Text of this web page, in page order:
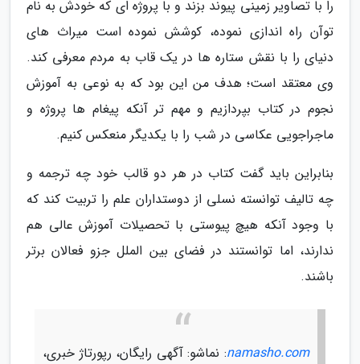
را با تصاویر زمینی پیوند بزند و با پروژه ای که خودش به نام
توآن راه اندازی نموده، کوشش نموده است میراث های
دنیای را با نقش ستاره ها در یک قاب به مردم معرفی کند.
وی معتقد است؛ هدف من این بود که به نوعی به آموزش
نجوم در کتاب بپردازیم و مهم تر آنکه پیغام ها پروژه و
ماجراجویی عکاسی در شب را با یکدیگر منعکس کنیم.
بنابراین باید گفت کتاب در هر دو قالب خود چه ترجمه و
چه تالیف توانسته نسلی از دوستداران علم را تربیت کند که
با وجود آنکه هیچ پیوستی با تحصیلات آموزش عالی هم
ندارند، اما توانستند در فضای بین الملل جزو فعالان برتر
باشند.
namasho.com: نماشو: آگهی رایگان، رپورتاژ خبری،